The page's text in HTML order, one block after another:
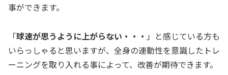
事ができます。
「球速が思うように上がらない・・・ 」と感じている方も
いらっしゃると思いますが、全身の連動性を意識したトレ
ーニングを取り入れる事によって、改善が期待できます。